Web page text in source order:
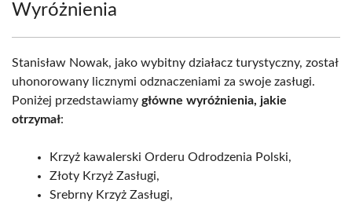
Wyróżnienia
Stanisław Nowak, jako wybitny działacz turystyczny, został
uhonorowany licznymi odznaczeniami za swoje zasługi.
Poniżej przedstawiamy główne wyróżnienia, jakie
otrzymał:
Krzyż kawalerski Orderu Odrodzenia Polski,
Złoty Krzyż Zasługi,
Srebrny Krzyż Zasługi,